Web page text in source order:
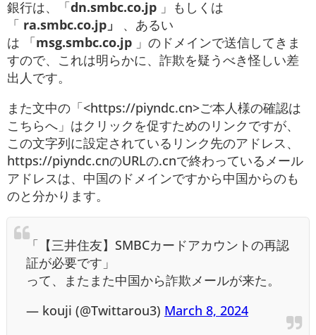
銀行は、「dn.smbc.co.jp 」もしくは
「 ra.smbc.co.jp」
、あるい
は 「msg.smbc.co.jp 」のドメインで送信してきま
すので、これは明らかに、詐欺を疑うべき怪しい差
出人です。
また文中の「<https://piyndc.cn>ご本人様の確認は
こちらへ」はクリックを促すためのリンクですが、
この文字列に設定されているリンク先のアドレス、
https://piyndc.cnのURLの.cnで終わっているメール
アドレスは、中国のドメインですから中国からのも
のと分かります。
「【三井住友】SMBCカードアカウントの再認
証が必要です」
って、またまた中国から詐欺メールが来た。
— kouji (@Twittarou3) March 8, 2024